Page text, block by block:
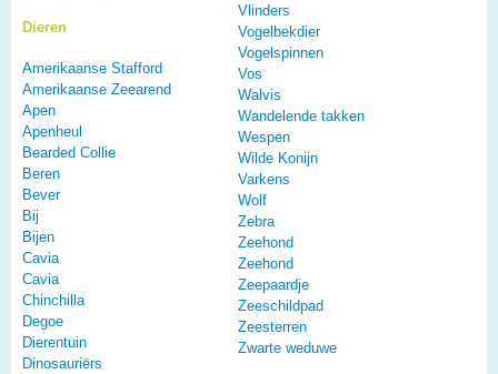
Dieren
Amerikaanse Stafford
Amerikaanse Zeearend
Apen
Apenheul
Bearded Collie
Beren
Bever
Bij
Bijen
Cavia
Cavia
Chinchilla
Degoe
Dierentuin
Dinosauriërs
Vlinders
Vogelbekdier
Vogelspinnen
Vos
Walvis
Wandelende takken
Wespen
Wilde Konijn
Varkens
Wolf
Zebra
Zeehond
Zeehond
Zeepaardje
Zeeschildpad
Zeesterren
Zwarte weduwe